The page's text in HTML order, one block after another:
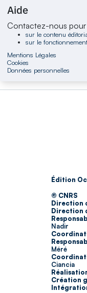
Aide
Contactez-nous
sur le contenu
sur le
Mentions Légales
Cookies
Données personnelles
Édition
© CNRS
Direction
Direction
Nadir
Méré
Ciancia
Création